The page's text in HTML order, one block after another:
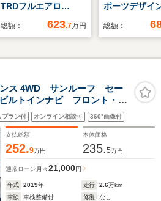
TRDフルエアロ
RAYS20インチAW パ
ルインナーミラー 専
寒冷地仕様 カップホ
ルダーイルミ 前後ド
ライブレコーダー機能
1オーナー 禁煙車
総額： 623.7万円
ポーツデザイ
茶/黒革 SR 純
カーボンイン
レーキ エキゾ
システム イエ
ャリパー 純正
チAW 2年保証
総額：
ス 4WD サンルーフ セー
ルトインナビ フロント・サ
ルインナーミラー パワー
ター メモリ付きパワーシ
イール
プラン付 オンライン相談可 360°画像付
支払総額
252.9万円
本体価格
235.5万円
通常ローン 月々21,000円
年式 2019年 走行 2.6万km
車検
車検整備付 修復
なし